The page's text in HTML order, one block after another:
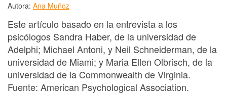
Autora: Ana Muñoz
Este artículo basado en la entrevista a los
psicólogos Sandra Haber, de la universidad de
Adelphi; Michael Antoni, y Neil Schneiderman, de la
universidad de Miami; y Maria Ellen Olbrisch, de la
universidad de la Commonwealth de Virginia.
Fuente: American Psychological Association.